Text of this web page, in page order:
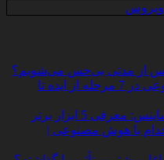
پس از مدتی بی‌حس می‌شویم؟
ساخت چت‌ بات با هوش مصنوعی در 7 مرحله از ایده تا
5 ابزار برتر
با هوش مصنوعی |